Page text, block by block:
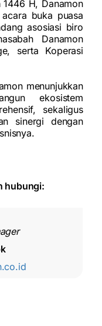
1446 H, Danamon
buka puasa
asosiasi biro
Danamon
serta Koperasi
menunjukkan
ekosistem
sekaligus
sinergi dengan
hubungi: